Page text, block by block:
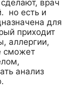
врач
но есть и
для
приходит
аллергии,
сможет
анализ